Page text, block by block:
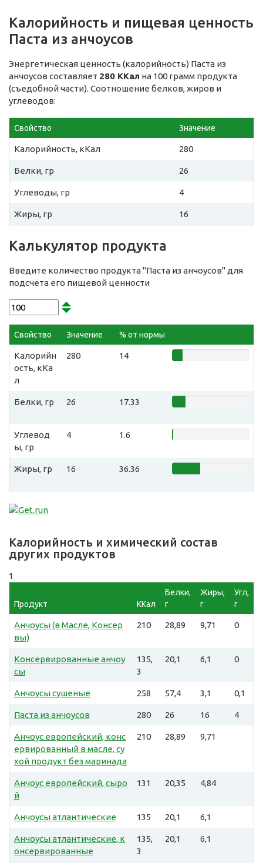
Калорийность и пищевая ценность
Паста из анчоусов
Энергетическая ценность (калорийность) Паста из
анчоусов составляет 280 ККал на 100 грамм продукта
(съедобной части). Соотношение белков, жиров и
углеводов:
Свойство Значение
Калорийность, кКал 280
Белки, гр 26
Углеводы, гр 4
Жиры, гр 16
Калькулятор продукта
Введите количество продукта "Паста из анчоусов" для
подсчета его пищевой ценности
Свойство Значение % от нормы
Калорийн
ость, кКа
л
280 14
Белки, гр 26 17.33
Углевод
ы, гр
4 1.6
Жиры, гр 16 36.36
Калорийность и химический состав
других продуктов
1
Продукт ККал
Белки,
г
Жиры,
г
Угл,
г
Анчоусы (в Масле, Консер
вы)
210 28,89 9,71 0
Консервированные анчоу
сы
135,
3
20,1 6,1 0
Анчоусы сушеные 258 57,4 3,1 0,1
Паста из анчоусов 280 26 16 4
Анчоус европейский, конс
ервированный в масле, су
хой продукт без маринада
210 28,89 9,71
Анчоус европейский, сыро
й
131 20,35 4,84
Анчоусы атлантические 135 20,1 6,1
Анчоусы атлантические, к
онсервированные
135,
3
20,1 6,1